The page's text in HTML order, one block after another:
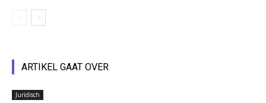
ARTIKEL GAAT OVER
Juridisch